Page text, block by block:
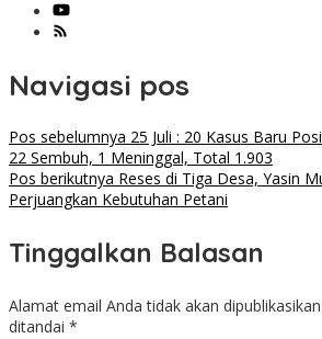
Navigasi pos
Pos sebelumnya 25 Juli : 20 Kasus Baru
22 Sembuh, 1 Meninggal, Total 1.903
Pos berikutnya Reses di Tiga Desa, Yasin
Perjuangkan Kebutuhan Petani
Tinggalkan Balasan
Alamat email Anda tidak akan dipublikasikan.
ditandai *